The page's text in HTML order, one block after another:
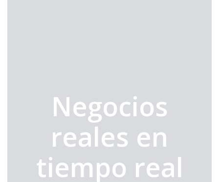
Negocios
reales en
tiempo real